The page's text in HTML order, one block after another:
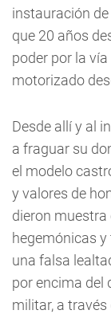
instauración
que 20 años
poder por la
motorizado
Desde allí y al
a fraguar su
el modelo
y valores de
dieron muestra
hegemónicas
una falsa
por encima del
militar, a